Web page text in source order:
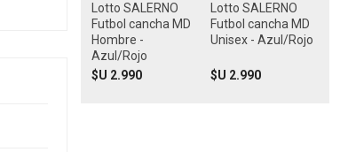
Lotto SALERNO
Futbol cancha MD
Hombre -
Azul/Rojo
$U 2.990
Lotto SALERNO
Futbol cancha MD
Unisex - Azul/Rojo
$U 2.990